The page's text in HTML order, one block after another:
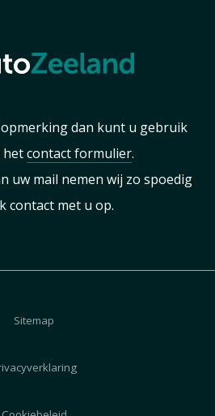
dan kunt u gebruik
hetcontact formulier.
uw mail nemen wij zo spoedig
contact met u op.
Sitemap